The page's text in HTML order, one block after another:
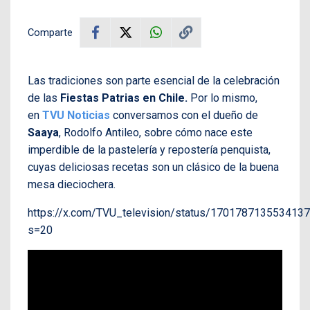
Comparte
Las tradiciones son parte esencial de la celebración
de las Fiestas Patrias en Chile. Por lo mismo,
en TVU Noticias conversamos con el dueño de
Saaya, Rodolfo Antileo, sobre cómo nace este
imperdible de la pastelería y repostería penquista,
cuyas deliciosas recetas son un clásico de la buena
mesa dieciochera.
https://x.com/TVU_television/status/
s=20